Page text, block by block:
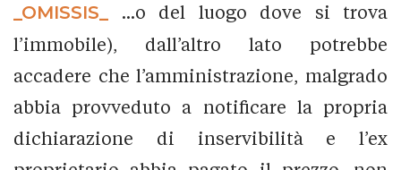
_OMISSIS_
...o del luogo dove si trova
l’immobile), dall’altro lato potrebbe
accadere che l’amministrazione, malgrado
abbia provveduto a notificare la propria
dichiarazione di inservibilità e l’ex